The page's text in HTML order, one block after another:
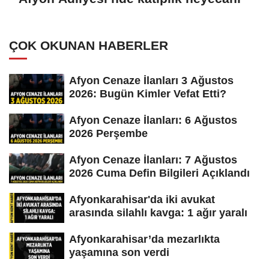
ÇOK OKUNAN HABERLER
Afyon Cenaze İlanları 3 Ağustos
2026: Bugün Kimler Vefat Etti?
Afyon Cenaze İlanları: 6 Ağustos
2026 Perşembe
Afyon Cenaze İlanları: 7 Ağustos
2026 Cuma Defin Bilgileri Açıklandı
Afyonkarahisar'da iki avukat
arasında silahlı kavga: 1 ağır yaralı
Afyonkarahisar’da mezarlıkta
yaşamına son verdi